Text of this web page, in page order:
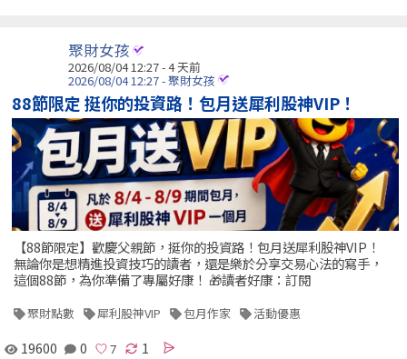
聚財女孩
2026/08/04 12:27 - 4 天前
2026/08/04 12:27 - 聚財女孩
88節限定 挺你的投資路！包月送犀利股神VIP！
【88節限定】歡慶父親節，挺你的投資路！包月送犀利股神VIP！
無論你是想精進投資技巧的讀者，還是樂於分享交易心法的寫手，
這個88節，為你準備了專屬好康！ 🎁讀者好康：訂閱
聚財點數 犀利股神VIP 包月作家 活動優惠
19600 0 1